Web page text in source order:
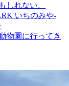
しれない。
いちのみや-
物園に行ってき